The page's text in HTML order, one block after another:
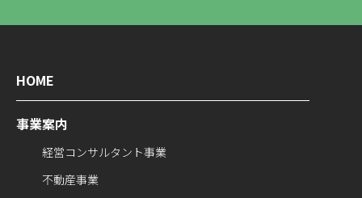
HOME
事業案内
経営コンサルタント事業
不動産事業